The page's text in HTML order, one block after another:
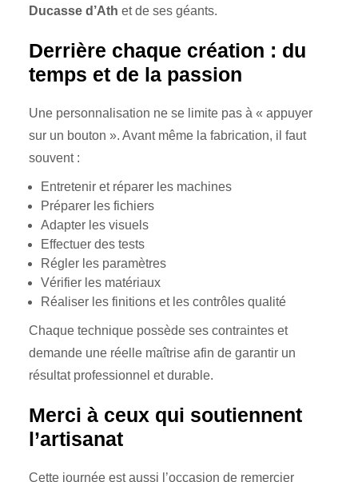
Ducasse d’Ath et de ses géants.
Derrière chaque création : du
temps et de la passion
Une personnalisation ne se limite pas à « appuyer
sur un bouton ». Avant même la fabrication, il faut
souvent :
Entretenir et réparer les machines
Préparer les fichiers
Adapter les visuels
Effectuer des tests
Régler les paramètres
Vérifier les matériaux
Réaliser les finitions et les contrôles qualité
Chaque technique possède ses contraintes et
demande une réelle maîtrise afin de garantir un
résultat professionnel et durable.
Merci à ceux qui soutiennent
l’artisanat
Cette journée est aussi l’occasion de remercier